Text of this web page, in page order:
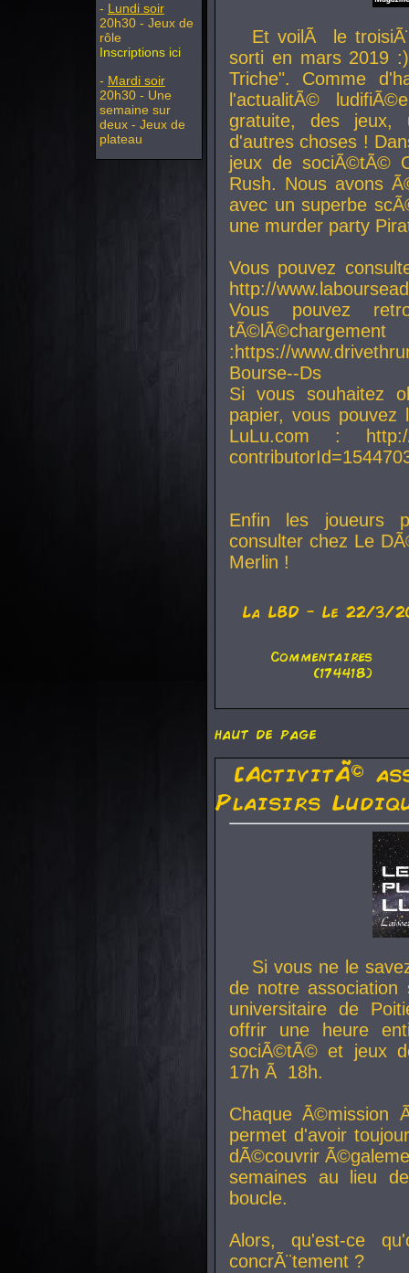
- Lundi soir
20h30 - Jeux de
rôle
Inscriptions ici
- Mardi soir
20h30 - Une
semaine sur
deux - Jeux de
plateau
Et voilÃ le
sorti en mars 2019
Triche". Comme
l'actualitÃ©
gratuite, des jeux,
d'autres choses !
jeux de sociÃ©tÃ©
Rush. Nous avons
avec un superbe
une murder party
Vous pouvez
http://
Vous pouvez
:https://
Bourse--Ds
Si vous souhaitez
papier, vous
LuLu.com : http://
Enfin les joueurs
consulter chez Le
Merlin !
La LBD - Le 22/3/
Commentaires
(174418)
haut de page
[ActivitÃ©
Plaisirs
Si vous ne le
de notre
universitaire de
offrir une heure
sociÃ©tÃ© et jeux
17h Ã 18h.
Chaque Ã©mission
permet d'avoir
dÃ©couvrir
semaines au lieu
boucle.
Alors, qu'est-ce
concrÃ¨tement ?